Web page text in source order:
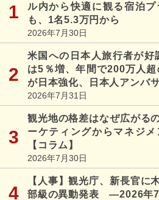
ル内から快適に観る宿泊
も、1名5.3万円から
2026年7月30日
米国への日本人旅行者が好
は5％増、年間で200万人
が日本強化、日本人アンバ
2026年7月31日
観光地の格差はなぜ広がる
ーケティングからマネジ
【コラム】
2026年7月30日
【人事】観光庁、新長官に
部級の異動発表 ―2026年7